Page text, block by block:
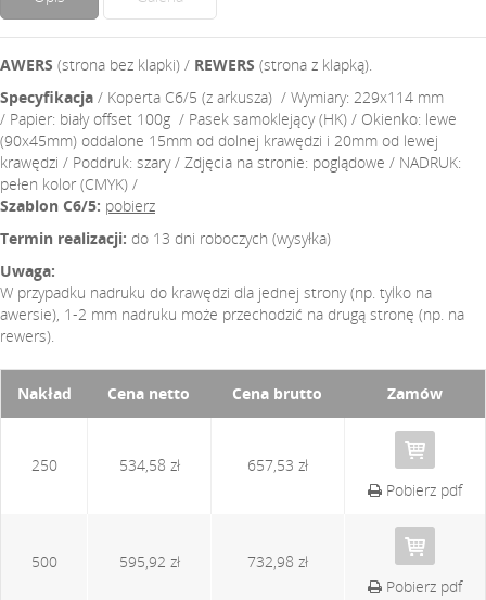
AWERS (strona bez klapki) / REWERS (strona z klapką).
Specyfikacja / Koperta C6/5 (z arkusza) / Wymiary: 229x114 mm
/ Papier: biały offset 100g / Pasek samoklejący (HK) / Okienko: lewe
(90x45mm) oddalone 15mm od dolnej krawędzi i 20mm od lewej
krawędzi / Poddruk: szary / Zdjęcia na stronie: poglądowe / NADRUK:
pełen kolor (CMYK) /
Szablon C6/5: pobierz
Termin realizacji: do 13 dni roboczych (wysyłka)
Uwaga:
W przypadku nadruku do krawędzi dla jednej strony (np. tylko na
awersie), 1-2 mm nadruku może przechodzić na drugą stronę (np. na
rewers).
Nakład Cena netto Cena brutto Zamów
250 534,58 zł
657,53 zł
Pobierz pdf
500 595,92 zł
732,98 zł
Pobierz pdf